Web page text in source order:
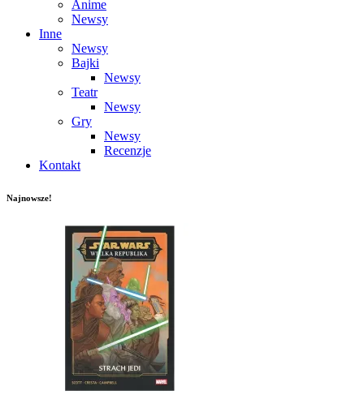
Anime
Newsy
Inne
Newsy
Bajki
Newsy
Teatr
Newsy
Gry
Newsy
Recenzje
Kontakt
Najnowsze!